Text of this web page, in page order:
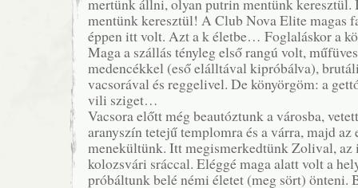
mentünk keresztül! A Club Nova Elite magas
éppen itt volt. Azt a k életbe… Foglaláskor a
Maga a szállás tényleg első rangú volt,
medencékkel (eső elálltával kipróbálva),
vacsorával és reggelivel. De könyörgöm: a
vili sziget…
Vacsora előtt még beautóztunk a városba,
aranyszín tetejű templomra és a várra, majd az
menekültünk. Itt megismerkedtünk Zolival, az
kolozsvári sráccal. Eléggé maga alatt volt a
próbáltunk belé némi életet (meg sört) önteni.